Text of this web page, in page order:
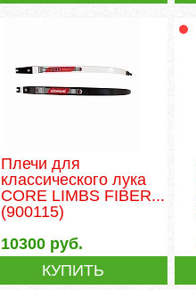
Плечи для
классического лука
CORE LIMBS FIBER...
(900115)
10300 руб.
КУПИТЬ